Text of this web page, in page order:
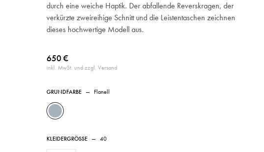
durch eine weiche Haptik. Der abfallende Reverskragen, der
verkürzte zweireihige Schnitt und die Leistentaschen zeichnen
dieses hochwertige Modell aus.
650 €
inkl. MwSt. und zzgl. Versand
GRUNDFARBE — Flanell
KLEIDERGRÖSSE — 40